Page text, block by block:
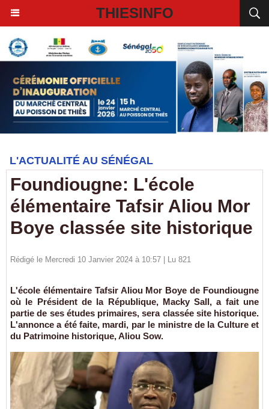
THIESINFO
L'ACTUALITÉ AU SÉNÉGAL
Foundiougne: L'école
élémentaire Tafsir Aliou Mor
Boye classée site historique
Rédigé le Mercredi 10 Janvier 2024 à 10:57 | Lu 821
L'école élémentaire Tafsir Aliou Mor Boye de Foundiougne
où le Président de la République, Macky Sall, a fait une
partie de ses études primaires, sera classée site historique.
L'annonce a été faite, mardi, par le ministre de la Culture et
du Patrimoine historique, Aliou Sow.